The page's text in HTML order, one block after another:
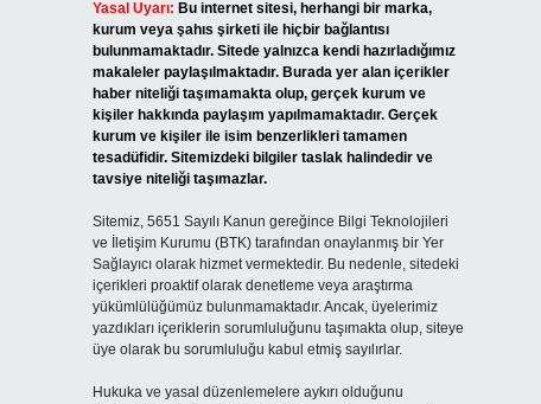
Yasal Uyarı: Bu internet sitesi, herhangi bir marka,
kurum veya şahıs şirketi ile hiçbir bağlantısı
bulunmamaktadır. Sitede yalnızca kendi hazırladığımız
makaleler paylaşılmaktadır. Burada yer alan içerikler
haber niteliği taşımamakta olup, gerçek kurum ve
kişiler hakkında paylaşım yapılmamaktadır. Gerçek
kurum ve kişiler ile isim benzerlikleri tamamen
tesadüfidir. Sitemizdeki bilgiler taslak halindedir ve
tavsiye niteliği taşımazlar.
Sitemiz, 5651 Sayılı Kanun gereğince Bilgi Teknolojileri
ve İletişim Kurumu (BTK) tarafından onaylanmış bir Yer
Sağlayıcı olarak hizmet vermektedir. Bu nedenle, sitedeki
içerikleri proaktif olarak denetleme veya araştırma
yükümlülüğümüz bulunmamaktadır. Ancak, üyelerimiz
yazdıkları içeriklerin sorumluluğunu taşımakta olup, siteye
üye olarak bu sorumluluğu kabul etmiş sayılırlar.
Hukuka ve yasal düzenlemelere aykırı olduğunu